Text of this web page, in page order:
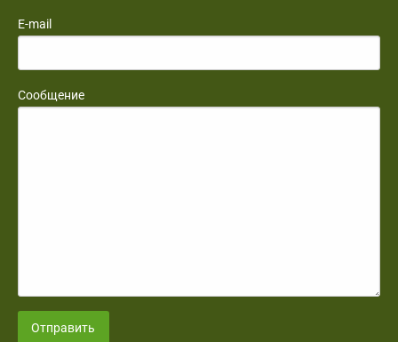
E-mail
Сообщение
Отправить